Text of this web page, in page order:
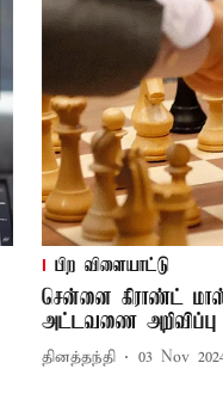
பிற விளையாட்டு
சென்னை கிராண்ட்
அட்டவணை அறிவிப்பு
தினத்தந்தி 03 Nov